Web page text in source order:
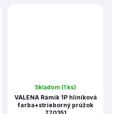
Skladom (1 ks)
VALENA Rámik 1P hliníková
farba+strieborný prúžok